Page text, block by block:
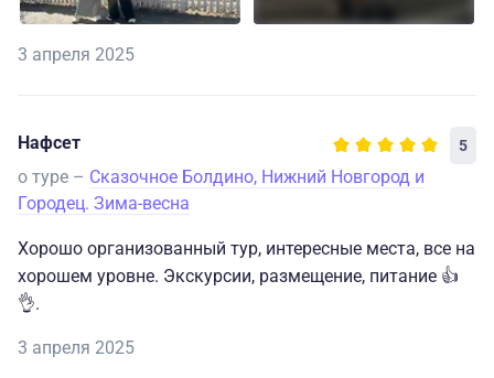
3 апреля 2025
Нафсет 5
о туре – Сказочное Болдино, Нижний Новгород и
Городец. Зима-весна
Хорошо организованный тур, интересные места, все на
хорошем уровне. Экскурсии, размещение, питание 👍
👌.
3 апреля 2025